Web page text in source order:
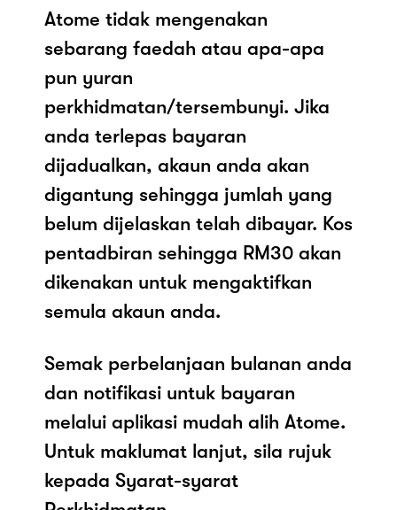
Atome tidak mengenakan
sebarang faedah atau apa-apa
pun yuran
perkhidmatan/tersembunyi. Jika
anda terlepas bayaran
dijadualkan, akaun anda akan
digantung sehingga jumlah yang
belum dijelaskan telah dibayar. Kos
pentadbiran sehingga RM30 akan
dikenakan untuk mengaktifkan
semula akaun anda.
Semak perbelanjaan bulanan anda
dan notifikasi untuk bayaran
melalui aplikasi mudah alih Atome.
Untuk maklumat lanjut, sila rujuk
kepada Syarat-syarat